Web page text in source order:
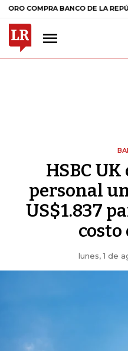
BANCO DE LA REPÚBLICA
HSBC
personal
US$1.837
costo
lunes, 1 de